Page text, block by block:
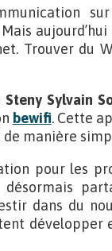
Trouver du
Steny Sylvain
bewifi. Cette
manière
pour les
dans du
développer